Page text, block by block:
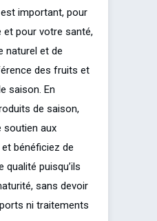
important, pour
et pour votre santé,
naturel et de
des fruits et
saison. En
de saison,
soutien aux
bénéficiez de
qualité puisqu’ils
sans devoir
ni traitements